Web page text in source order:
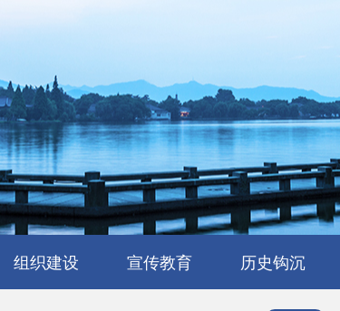
组织建设 宣传教育 历史钩沉